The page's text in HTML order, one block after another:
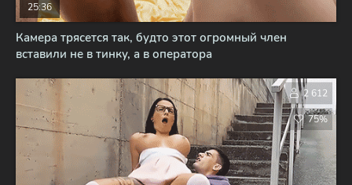
Камера трясется так, будто этот огромный член
вставили не в тинку, а в оператора
25:36
2 612
75%